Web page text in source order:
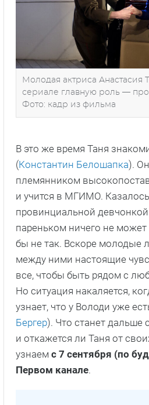
Молодая актриса Анастасия
сериале главную роль —
Фото: кадр из фильма
В это же время Таня
(Константин Белошапка).
племянником
и учится в МГИМО.
провинциальной
пареньком ничего не
бы не так. Вскоре молодые
между ними настоящие
все, чтобы быть рядом с
Но ситуация накаляется,
узнает, что у Володи уже
Бергер). Что станет дальше
и откажется ли Таня от
узнаем с 7 сентября (по
Первом канале.